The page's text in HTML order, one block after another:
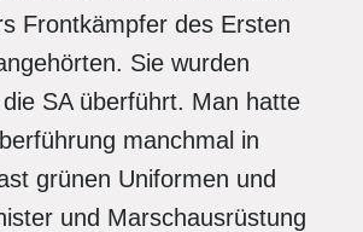
Frontkämpfer des Ersten
Sie wurden
SA überführt. Man hatte
manchmal in
grünen Uniformen und
und Marschausrüstung